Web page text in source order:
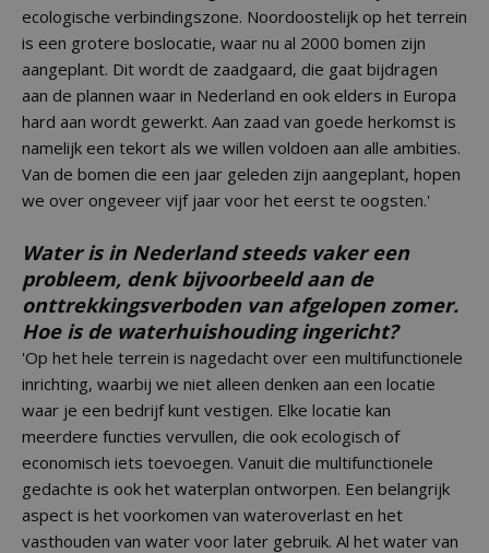
ecologische verbindingszone. Noordoostelijk op het terrein
is een grotere boslocatie, waar nu al 2000 bomen zijn
aangeplant. Dit wordt de zaadgaard, die gaat bijdragen
aan de plannen waar in Nederland en ook elders in Europa
hard aan wordt gewerkt. Aan zaad van goede herkomst is
namelijk een tekort als we willen voldoen aan alle ambities.
Van de bomen die een jaar geleden zijn aangeplant, hopen
we over ongeveer vijf jaar voor het eerst te oogsten.'
Water is in Nederland steeds vaker een
probleem, denk bijvoorbeeld aan de
onttrekkingsverboden van afgelopen zomer.
Hoe is de waterhuishouding ingericht?
'Op het hele terrein is nagedacht over een multifunctionele
inrichting, waarbij we niet alleen denken aan een locatie
waar je een bedrijf kunt vestigen. Elke locatie kan
meerdere functies vervullen, die ook ecologisch of
economisch iets toevoegen. Vanuit die multifunctionele
gedachte is ook het waterplan ontworpen. Een belangrijk
aspect is het voorkomen van wateroverlast en het
vasthouden van water voor later gebruik. Al het water van